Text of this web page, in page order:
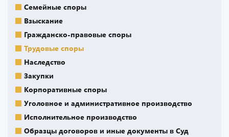
Семейные споры
Взыскание
Гражданско-правовые споры
Трудовые споры
Наследство
Закупки
Корпоративные споры
Уголовное и административное производство
Исполнительное производство
Образцы договоров и иные документы в Суд